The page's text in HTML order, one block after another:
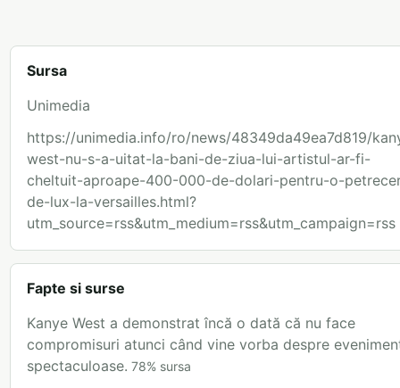
Sursa
Unimedia
https://unimedia.info/ro/news/48349da49ea7d819/
west-nu-s-a-uitat-la-bani-de-ziua-lui-artistul-ar-fi-
cheltuit-aproape-400-000-de-dolari-pentru-o-
de-lux-la-versailles.html?
utm_source=rss&utm_medium=rss&utm_campaign=rss
Fapte si surse
Kanye West a demonstrat încă o dată că nu face
compromisuri atunci când vine vorba despre
spectaculoase. 78% sursa